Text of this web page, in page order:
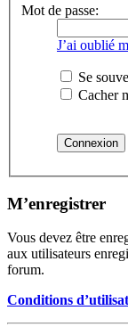
Mot de passe:
J’ai oublié
Se
Cacher
M’enregistrer
Vous devez être
aux utilisateurs
forum.
Conditions